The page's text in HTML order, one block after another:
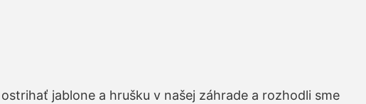
jablone a hrušku v našej záhrade a rozhodli sme